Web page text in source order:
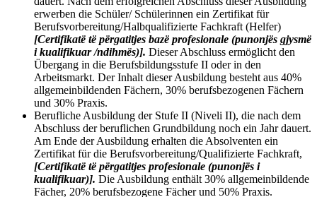
erwerben die Schüler/ Schülerinnen ein Zertifikat für
Berufsvorbereitung/Halbqualifizierte Fachkraft (Helfer)
[Certifikatë të përgatitjes bazë profesionale (punonjës gjysmë
i kualifikuar /ndihmës)]. Dieser Abschluss ermöglicht den
Übergang in die Berufsbildungsstufe II oder in den
Arbeitsmarkt. Der Inhalt dieser Ausbildung besteht aus 40%
allgemeinbildenden Fächern, 30% berufsbezogenen Fächern
und 30% Praxis.
Berufliche Ausbildung der Stufe II (Niveli II), die nach dem
Abschluss der beruflichen Grundbildung noch ein Jahr dauert.
Am Ende der Ausbildung erhalten die Absolventen ein
Zertifikat für die Berufsvorbereitung/Qualifizierte Fachkraft,
[Certifikatë të përgatitjes profesionale (punonjës i
kualifikuar)]. Die Ausbildung enthält 30% allgemeinbildende
Fächer, 20% berufsbezogene Fächer und 50% Praxis.